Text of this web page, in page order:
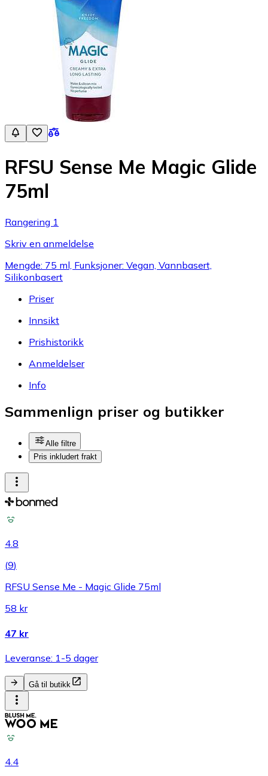
RFSU Sense Me Magic Glide
75ml
Rangering 1
Skriv en anmeldelse
Mengde: 75 ml, Funksjoner: Vegan, Vannbasert,
Silikonbasert
Priser
Innsikt
Prishistorikk
Anmeldelser
Info
Sammenlign priser og butikker
Alle filtre
Pris inkludert frakt
4.8
(9)
RFSU Sense Me - Magic Glide 75ml
58 kr
47 kr
Leveranse: 1-5 dager
Gå til butikk
4.4